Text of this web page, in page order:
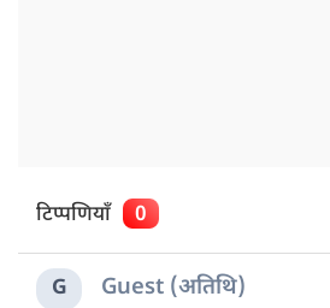
टिप्पणियाँ 0
G Guest (अतिथि)